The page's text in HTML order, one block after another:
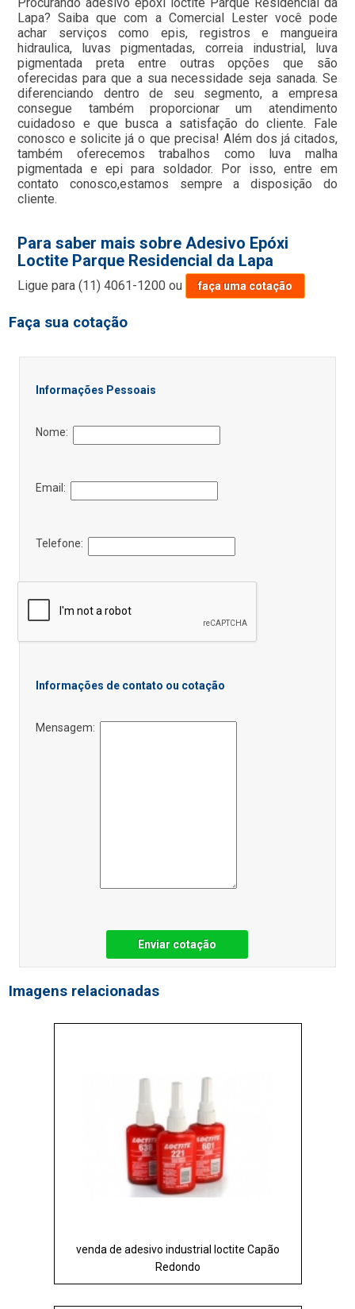
Lapa? Saiba que com a Comercial Lester você pode
achar serviços como epis, registros e mangueira
hidraulica, luvas pigmentadas, correia industrial, luva
pigmentada preta entre outras opções que são
oferecidas para que a sua necessidade seja sanada. Se
diferenciando dentro de seu segmento, a empresa
consegue também proporcionar um atendimento
cuidadoso e que busca a satisfação do cliente. Fale
conosco e solicite já o que precisa! Além dos já citados,
também oferecemos trabalhos como luva malha
pigmentada e epi para soldador. Por isso, entre em
contato conosco,estamos sempre a disposição do
cliente.
Para saber mais sobre Adesivo Epóxi
Loctite Parque Residencial da Lapa
Ligue para(11) 4061-1200 ou faça uma cotação
Faça sua cotação
Informações Pessoais
Nome:
Email:
Telefone:
Informações de contato ou cotação
Mensagem:
Enviar cotação
Imagens relacionadas
venda de adesivo industrial loctite Capão
Redondo